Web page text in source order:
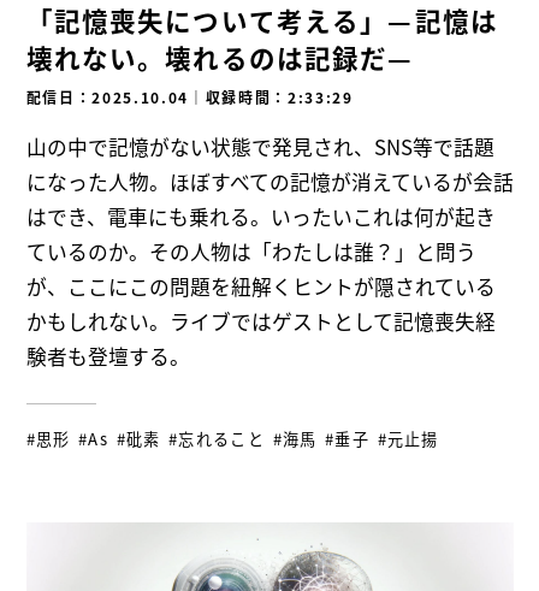
「記憶喪失について考える」—記憶は
壊れない。壊れるのは記録だ—
配信日：2025.10.04 ｜ 収録時間：2:33:29
山の中で記憶がない状態で発見され、SNS等で話題
になった人物。ほぼすべての記憶が消えているが会話
はでき、電車にも乗れる。いったいこれは何が起き
ているのか。その人物は「わたしは誰？」と問う
が、ここにこの問題を紐解くヒントが隠されている
かもしれない。ライブではゲストとして記憶喪失経
験者も登壇する。
#思形 #As #砒素 #忘れること #海馬 #垂子 #元止揚